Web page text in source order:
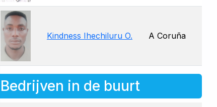
Kindness Ihechiluru O. A Coruña
Bedrijven in de buurt